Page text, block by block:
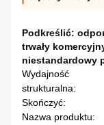
Podkreślić:
trwały
niestandardowy
Wydajność
strukturalna:
Skończyć:
Nazwa produktu: